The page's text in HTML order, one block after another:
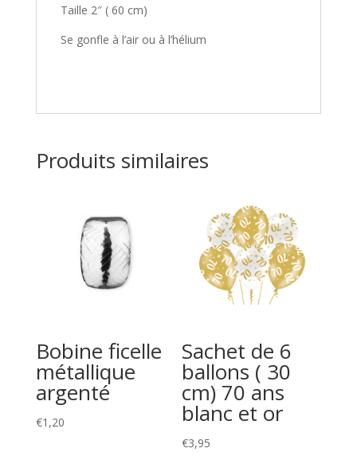
Taille 2″ ( 60 cm)
Se gonfle à l’air ou à l’hélium
Produits similaires
Bobine ficelle
métallique
argenté
€1,20
Sachet de 6
ballons ( 30
cm) 70 ans
blanc et or
€3,95